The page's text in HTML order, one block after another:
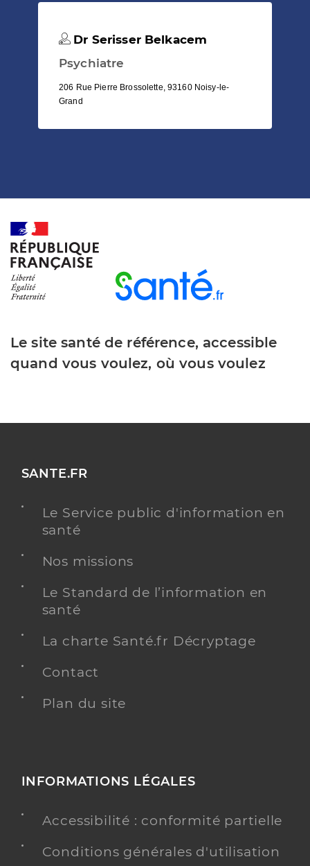
Dr Serisser Belkacem
Psychiatre
206 Rue Pierre Brossolette, 93160 Noisy-le-
Grand
Le site santé de référence, accessible
quand vous voulez, où vous voulez
SANTE.FR
Le Service public d'information en
santé
Nos missions
Le Standard de l’information en
santé
La charte Santé.fr Décryptage
Contact
Plan du site
INFORMATIONS LÉGALES
Accessibilité : conformité partielle
Conditions générales d'utilisation